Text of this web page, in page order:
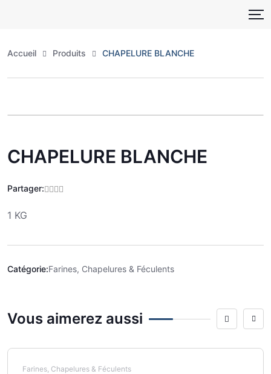
Accueil Produits CHAPELURE BLANCHE
CHAPELURE BLANCHE
Partager:
1 KG
Catégorie:Farines, Chapelures & Féculents
Vous aimerez aussi
Farines, Chapelures & Féculents